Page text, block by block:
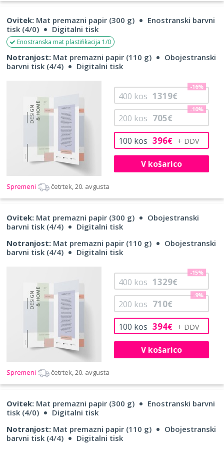
Ovitek: Mat premazni papir (300 g)
Enostranski barvni
tisk (4/0)
Digitalni tisk
Enostranska mat plastifikacija 1/0
Notranjost: Mat premazni papir (110 g)
Obojestranski
barvni tisk (4/4)
Digitalni tisk
100 kos 396€
200 kos 705€
-10%
400 kos 1319€
-16%
V košarico
Spremeni četrtek, 20. avgusta
Ovitek: Mat premazni papir (300 g)
Obojestranski
barvni tisk (4/4)
Digitalni tisk
Notranjost: Mat premazni papir (110 g)
Obojestranski
barvni tisk (4/4)
Digitalni tisk
100 kos 394€
200 kos 710€
-9%
400 kos 1329€
-15%
V košarico
Spremeni četrtek, 20. avgusta
Ovitek: Mat premazni papir (300 g)
Enostranski barvni
tisk (4/0)
Digitalni tisk
Notranjost: Mat premazni papir (110 g)
Obojestranski
barvni tisk (4/4)
Digitalni tisk